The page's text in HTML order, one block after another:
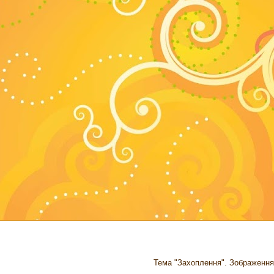
Тема "Захоплення".